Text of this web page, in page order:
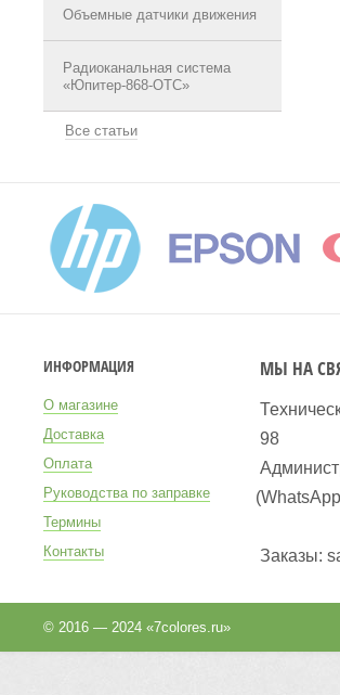
Объемные датчики движения
Радиоканальная система
«Юпитер-868-ОТС»
Все статьи
ИНФОРМАЦИЯ
О магазине
Доставка
Оплата
Руководства по заправке
Термины
Контакты
МЫ НА
98
Заказы:
© 2016 — 2024 «7colores.ru»